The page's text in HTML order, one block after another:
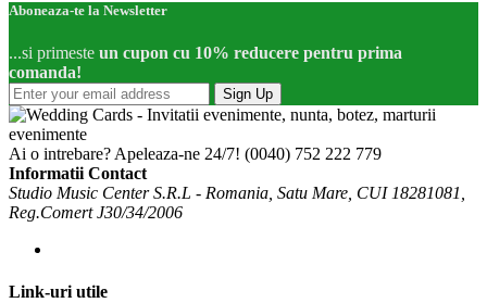
Aboneaza-te la Newsletter
...si primeste un cupon cu 10% reducere pentru prima
comanda!
Sign Up
Ai o intrebare? Apeleaza-ne 24/7! (0040) 752 222 779
Informatii Contact
Studio Music Center S.R.L - Romania, Satu Mare, CUI 18281081,
Reg.Comert J30/34/2006
Link-uri utile